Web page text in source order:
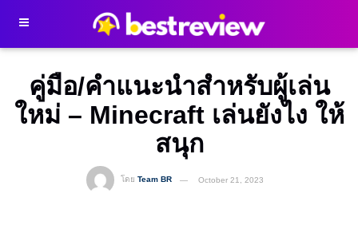
คู่มือ/คำแนะนำสำหรับผู้เล่น
ใหม่ – Minecraft เล่นยังไง ให้
สนุก
โดย Team BR October 21, 2023